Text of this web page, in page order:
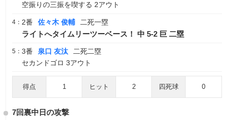
空振りの三振を喫する 2アウト
4： 2番 佐々木 俊輔 二死一塁
ライトへタイムリーツーベース！ 中 5-2 巨 二塁
5： 3番 泉口 友汰
二死二塁
セカンドゴロ 3アウト
得点 1 ヒット 2 四死球 0
7回裏中日の攻撃